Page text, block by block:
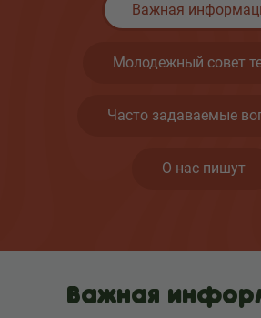
Важная
Молодежный совет
Часто задаваемые
О нас пишут
Важная